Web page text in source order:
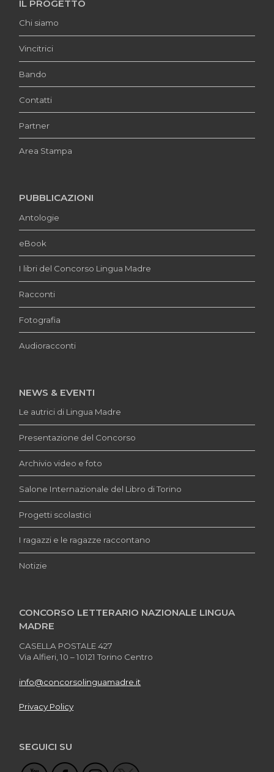
IL PROGETTO
Chi siamo
Vincitrici
Bando
Contatti
Partner
Area Stampa
PUBBLICAZIONI
Antologie
eBook
I libri del Concorso Lingua Madre
Racconti
Fotografia
Audioracconti
NEWS & EVENTI
Le autrici di Lingua Madre
Presentazione del Concorso
Archivio video e foto
Salone Internazionale del Libro di Torino
Progetti scolastici
I ragazzi e le ragazze raccontano
Notizie
CONCORSO LETTERARIO NAZIONALE LINGUA
MADRE
CASELLA POSTALE 427
Via Alfieri, 10 – 10121 Torino Centro
info@concorsolinguamadre.it
Privacy Policy
SEGUICI SU